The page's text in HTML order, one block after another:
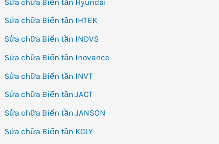
Sửa chữa Biến tần IHTEK
Sửa chữa Biến tần INDVS
Sửa chữa Biến tần Inovance
Sửa chữa Biến tần INVT
Sửa chữa Biến tần JACT
Sửa chữa Biến tần JANSON
Sửa chữa Biến tần KCLY